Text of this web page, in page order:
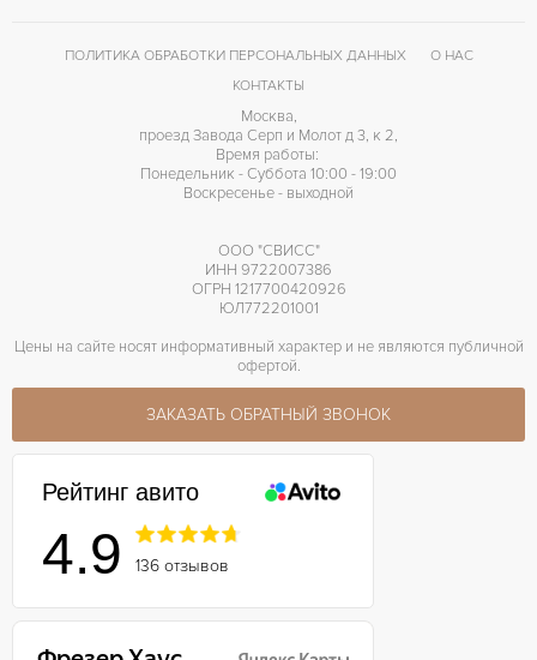
ПОЛИТИКА ОБРАБОТКИ ПЕРСОНАЛЬНЫХ ДАННЫХ
О НАС
КОНТАКТЫ
Москва,
проезд Завода Серп и Молот д 3, к 2,
Время работы:
Понедельник - Суббота 10:00 - 19:00
Воскресенье - выходной
ООО "СВИСС"
ИНН 9722007386
ОГРН 1217700420926
ЮЛ772201001
Цены на сайте носят информативный характер и не являются публичной
офертой.
ЗАКАЗАТЬ ОБРАТНЫЙ ЗВОНОК
Рейтинг авито
4.9 136 отзывов